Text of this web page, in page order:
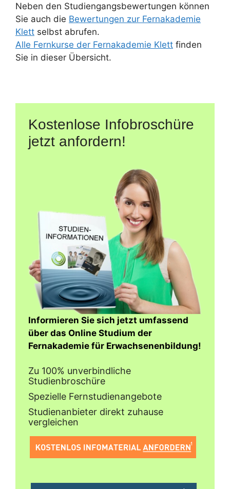
Neben den Studiengangsbewertungen können
Sie auch die Bewertungen zur Fernakademie
Klett selbst abrufen.
Alle Fernkurse der Fernakademie Klett finden
Sie in dieser Übersicht.
Kostenlose Infobroschüre
jetzt anfordern!
Informieren Sie sich jetzt umfassend
über das Online Studium der
Fernakademie für Erwachsenenbildung!
Zu 100% unverbindliche
Studienbroschüre
Spezielle Fernstudienangebote
Studienanbieter direkt zuhause
vergleichen